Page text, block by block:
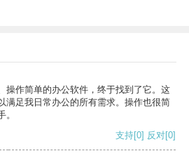
操作简单的办公软件，终于找到了它。这
满足我日常办公的所有需求。操作也很简
支持[0] 反对[0]